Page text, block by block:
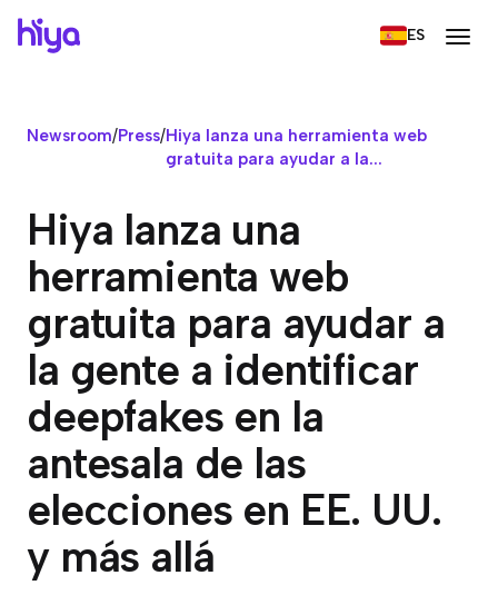
ES
Newsroom/Press/Hiya lanza una herramienta web
gratuita para ayudar a la...
Hiya lanza una
herramienta web
gratuita para ayudar a
la gente a identificar
deepfakes en la
antesala de las
elecciones en EE. UU.
y más allá